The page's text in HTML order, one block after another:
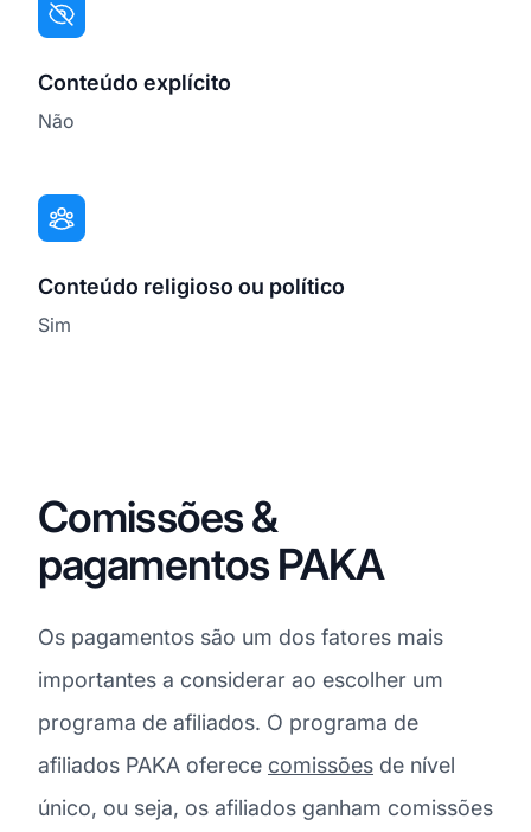
Conteúdo explícito
Não
Conteúdo religioso ou político
Sim
Comissões &
pagamentos PAKA
Os pagamentos são um dos fatores mais
importantes a considerar ao escolher um
programa de afiliados. O programa de
afiliados PAKA oferece comissões de nível
único, ou seja, os afiliados ganham comissões